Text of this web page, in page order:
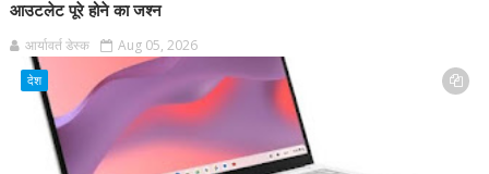
आउटलेट पूरे होने का जश्न
आर्यावर्त डेस्क Aug 05, 2026
देश